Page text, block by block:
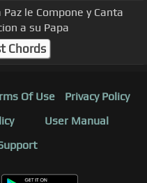
Paz le Compone y Canta
a su Papa
Chords
Of Use
Privacy Policy
User Manual